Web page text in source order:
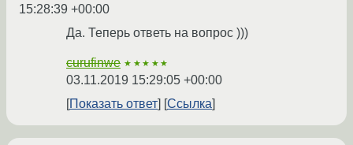
15:28:39 +00:00
Да. Теперь ответь на вопрос )))
curufinwe ★★★★★
03.11.2019 15:29:05 +00:00
Показать ответ
Ссылка